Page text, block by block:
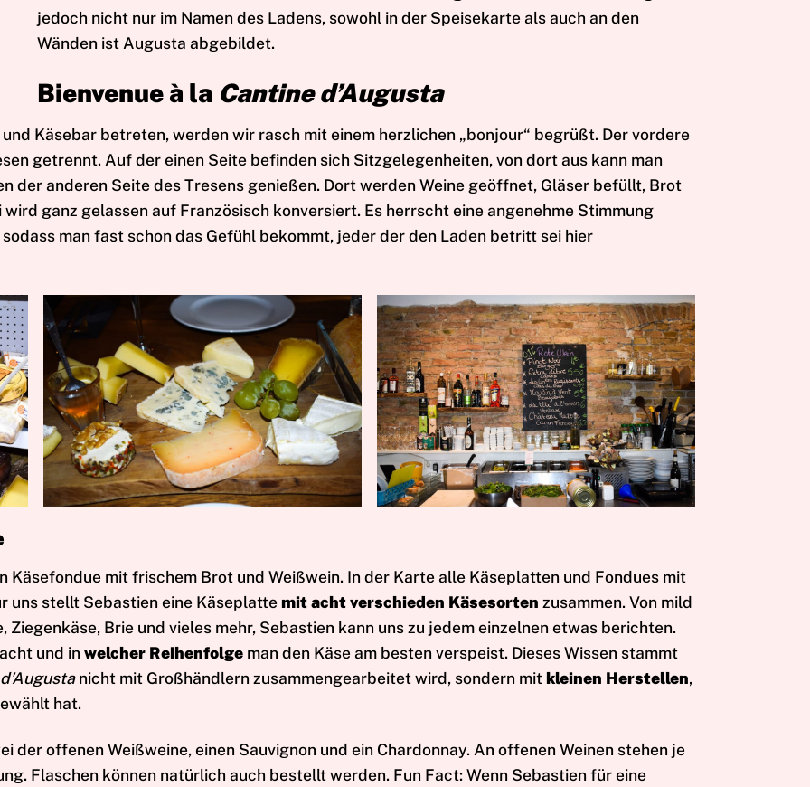
jedoch nicht nur im Namen des Ladens, sowohl in der Speisekarte als auch an den
Wänden ist Augusta abgebildet.
Bienvenue à la Cantine d’Augusta
Käsebar betreten, werden wir rasch mit einem herzlichen „bonjour“ begrüßt. Der vordere
getrennt. Auf der einen Seite befinden sich Sitzgelegenheiten, von dort aus kann man
der anderen Seite des Tresens genießen. Dort werden Weine geöffnet, Gläser befüllt, Brot
ganz gelassen auf Französisch konversiert. Es herrscht eine angenehme Stimmung
man fast schon das Gefühl bekommt, jeder der den Laden betritt sei hier
Käsefondue mit frischem Brot und Weißwein. In der Karte alle Käseplatten und Fondues mit
uns stellt Sebastien eine Käseplattemit acht verschieden Käsesorten zusammen. Von mild
Brie und vieles mehr, Sebastien kann uns zu jedem einzelnen etwas berichten.
und inwelcher Reihenfolge man den Käse am besten verspeist. Dieses Wissen stammt
nicht mit Großhändlern zusammengearbeitet wird, sondern mitkleinen Herstellen,
hat.
der offenen Weißweine, einen Sauvignon und ein Chardonnay. An offenen Weinen stehen je
Flaschen können natürlich auch bestellt werden. Fun Fact: Wenn Sebastien für eine